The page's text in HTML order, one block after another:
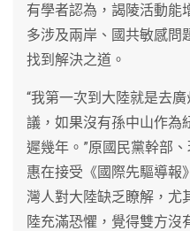
有學者認為，謁陵活動能
多涉及兩岸、國共敏感問
找到解決之道。
“我第一次到大陸就是去廣
議，如果沒有孫中山作為
遲幾年。”原國民黨幹部
惠在接受《國際先驅導報
灣人對大陸缺乏瞭解，尤
陸充滿恐懼，覺得雙方沒